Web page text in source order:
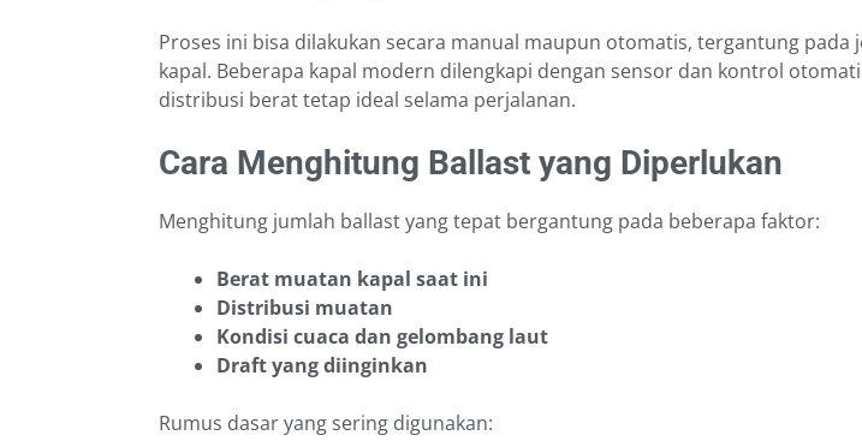
Proses ini bisa dilakukan secara manual maupun otomatis, tergantung pada
kapal. Beberapa kapal modern dilengkapi dengan sensor dan kontrol
distribusi berat tetap ideal selama perjalanan.
Cara Menghitung Ballast yang Diperlukan
Menghitung jumlah ballast yang tepat bergantung pada beberapa faktor:
Berat muatan kapal saat ini
Distribusi muatan
Kondisi cuaca dan gelombang laut
Draft yang diinginkan
Rumus dasar yang sering digunakan: